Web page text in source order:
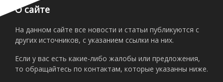
О сайте
На данном сайте все новости и статьи публикуются с
других источников, с указанием ссылки на них.
Если у вас есть какие-либо жалобы или предложения,
то обращайтесь по контактам, которые указанны ниже.